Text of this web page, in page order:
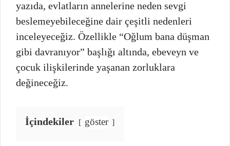
yazıda, evlatların annelerine neden sevgi
beslemeyebileceğine dair çeşitli nedenleri
inceleyeceğiz. Özellikle “Oğlum bana düşman
gibi davranıyor” başlığı altında, ebeveyn ve
çocuk ilişkilerinde yaşanan zorluklara
değineceğiz.
İçindekiler göster